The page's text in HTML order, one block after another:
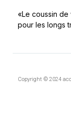
«Le coussin
pour les longs
Copyright © 2024